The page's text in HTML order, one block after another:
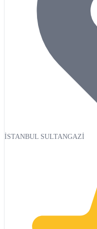
İSTANBUL SULTANGAZİ